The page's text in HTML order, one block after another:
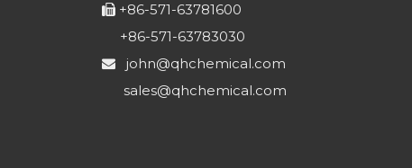
 +86-571-63781600
+86-571-63783030

john@qhchemical.com
sales@qhchemical.com